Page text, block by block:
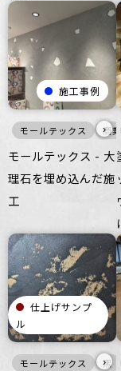
施工事例
モールテックス 商
›
モールテックス - 大
理石を埋め込んだ施
工
仕上げサンプ
ル
モールテックス 黒
›